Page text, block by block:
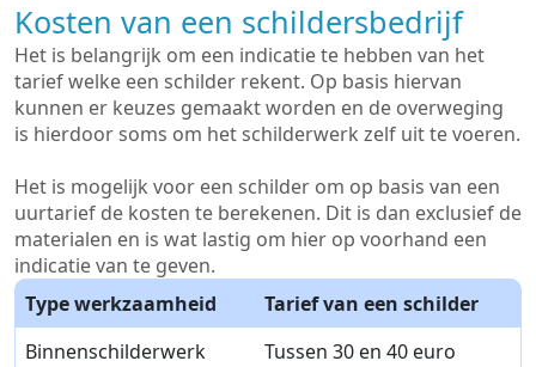
Kosten van een schildersbedrijf
Het is belangrijk om een indicatie te hebben van het
tarief welke een schilder rekent. Op basis hiervan
kunnen er keuzes gemaakt worden en de overweging
is hierdoor soms om het schilderwerk zelf uit te voeren.
Het is mogelijk voor een schilder om op basis van een
uurtarief de kosten te berekenen. Dit is dan exclusief de
materialen en is wat lastig om hier op voorhand een
indicatie van te geven.
Type werkzaamheid
Tarief van een schilder
Binnenschilderwerk
Tussen 30 en 40 euro